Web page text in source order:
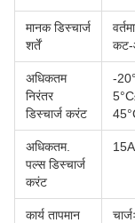
मानक डिस्चार्ज
शर्तें
कट-
अधिकतम
निरंतर
डिस्चार्ज करंट
-
अधिकतम.
पल्स डिस्चार्ज
करंट
कार्य तापमान